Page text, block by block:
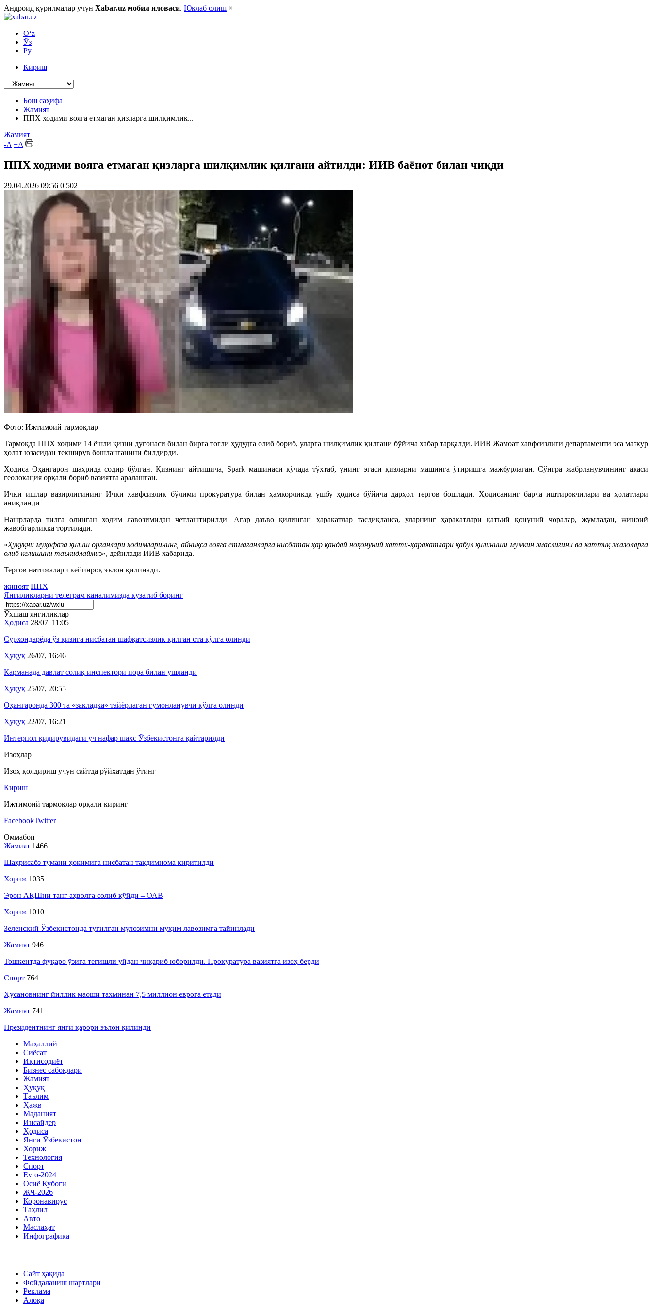
Андроид қурилмалар учун Xabar.uz мобил иловаси. Юклаб олиш ×
O‘z
Ўз
Ру
Кириш
Бош саҳифа
Жамият
ППХ ходими вояга етмаган қизларга шилқимлик...
Жамият
-A +A
ППХ ходими вояга етмаган қизларга шилқимлик қилгани айтилди: ИИВ баёнот билан чиқди
29.04.2026 09:56 0 502
Фото: Ижтимоий тармоқлар
Тармоқда ППХ ходими 14 ёшли қизни дугонаси билан бирга тоғли ҳудудга олиб бориб, уларга шилқимлик қилгани бўйича хабар тарқалди. ИИВ Жамоат хавфсизлиги департаменти эса мазкур
ҳолат юзасидан текширув бошланганини билдирди.
Ҳодиса Оҳангарон шаҳрида содир бўлган. Қизнинг айтишича, Spark машинаси кўчада тўхтаб, унинг эгаси қизларни машинга ўтиришга мажбурлаган. Сўнгра жабрланувчининг акаси
геолокация орқали бориб вазиятга аралашган.
Ички ишлар вазирлигининг Ички хавфсизлик бўлими прокуратура билан ҳамкорликда ушбу ҳодиса бўйича дарҳол тергов бошлади. Ҳодисанинг барча иштирокчилари ва ҳолатлари
аниқланди.
Нашрларда тилга олинган ходим лавозимидан четлаштирилди. Агар даъво қилинган ҳаракатлар тасдиқланса, уларнинг ҳаракатлари қатъий қонуний чоралар, жумладан, жиноий
жавобгарликка тортилади.
«Ҳуқуқни муҳофаза қилиш органлари ходимларининг, айниқса вояга етмаганларга нисбатан ҳар қандай ноқонуний хатти-ҳаракатлари қабул қилиниши мумкин эмаслигини ва қаттиқ жазоларга
олиб келишини таъкидлаймиз», дейилади ИИВ хабарида.
Тергов натижалари кейинроқ эълон қилинади.
жиноят ППХ
Янгиликларни телеграм каналимизда кузатиб боринг
Ўхшаш янгиликлар
Ҳодиса 28/07, 11:05
Сурхондарёда ўз қизига нисбатан шафқатсизлик қилган ота қўлга олинди
Ҳуқуқ 26/07, 16:46
Карманада давлат солиқ инспектори пора билан ушланди
Ҳуқуқ 25/07, 20:55
Оҳангаронда 300 та «закладка» тайёрлаган гумонланувчи қўлга олинди
Ҳуқуқ 22/07, 16:21
Интерпол қидирувидаги уч нафар шахс Ўзбекистонга қайтарилди
Изоҳлар
Изоҳ қолдириш учун сайтда рўйхатдан ўтинг
Кириш
Ижтимоий тармоқлар орқали киринг
FacebookTwitter
Оммабоп
Жамият 1466
Шаҳрисабз тумани ҳокимига нисбатан тақдимнома киритилди
Хориж 1035
Эрон АҚШни танг аҳволга солиб қўйди – ОАВ
Хориж 1010
Зеленский Ўзбекистонда туғилган мулозимни муҳим лавозимга тайинлади
Жамият 946
Тошкентда фуқаро ўзига тегишли уйдан чиқариб юборилди. Прокуратура вазиятга изоҳ берди
Спорт 764
Ҳусановнинг йиллик маоши тахминан 7,5 миллион еврога етади
Жамият 741
Президентнинг янги қарори эълон қилинди
Маҳаллий
Сиёсат
Иқтисодиёт
Бизнес сабоқлари
Жамият
Ҳуқуқ
Таълим
Ҳажв
Маданият
Инсайдер
Ҳодиса
Янги Ўзбекистон
Хориж
Технология
Спорт
Evro-2024
Осиё Кубоги
ЖЧ-2026
Коронавирус
Таҳлил
Авто
Маслаҳат
Инфографика
Сайт ҳақида
Фойдаланиш шартлари
Реклама
Алоқа